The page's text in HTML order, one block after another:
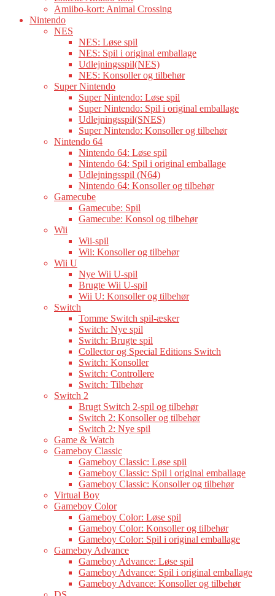
Amiibo-kort: Animal Crossing
Nintendo
NES
NES: Løse spil
NES: Spil i original emballage
Udlejningsspil(NES)
NES: Konsoller og tilbehør
Super Nintendo
Super Nintendo: Løse spil
Super Nintendo: Spil i original emballage
Udlejningsspil(SNES)
Super Nintendo: Konsoller og tilbehør
Nintendo 64
Nintendo 64: Løse spil
Nintendo 64: Spil i original emballage
Udlejningsspil (N64)
Nintendo 64: Konsoller og tilbehør
Gamecube
Gamecube: Spil
Gamecube: Konsol og tilbehør
Wii
Wii-spil
Wii: Konsoller og tilbehør
Wii U
Nye Wii U-spil
Brugte Wii U-spil
Wii U: Konsoller og tilbehør
Switch
Tomme Switch spil-æsker
Switch: Nye spil
Switch: Brugte spil
Collector og Special Editions Switch
Switch: Konsoller
Switch: Controllere
Switch: Tilbehør
Switch 2
Brugt Switch 2-spil og tilbehør
Switch 2: Konsoller og tilbehør
Switch 2: Nye spil
Game & Watch
Gameboy Classic
Gameboy Classic: Løse spil
Gameboy Classic: Spil i original emballage
Gameboy Classic: Konsoller og tilbehør
Virtual Boy
Gameboy Color
Gameboy Color: Løse spil
Gameboy Color: Konsoller og tilbehør
Gameboy Color: Spil i original emballage
Gameboy Advance
Gameboy Advance: Løse spil
Gameboy Advance: Spil i original emballage
Gameboy Advance: Konsoller og tilbehør